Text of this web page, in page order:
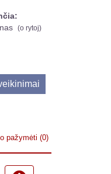
(o rytoj)
pažymėti (0)